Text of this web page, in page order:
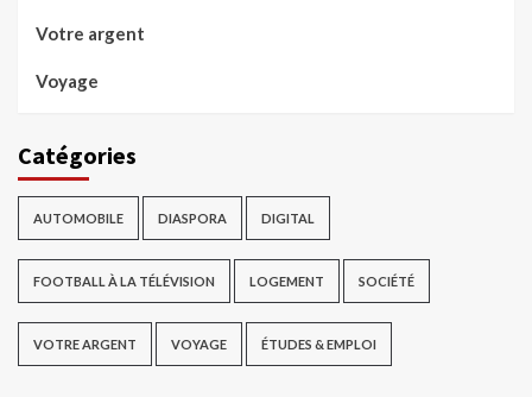
Votre argent
Voyage
Catégories
AUTOMOBILE DIASPORA DIGITAL
FOOTBALL À LA TÉLÉVISION LOGEMENT SOCIÉTÉ
VOTRE ARGENT VOYAGE ÉTUDES & EMPLOI